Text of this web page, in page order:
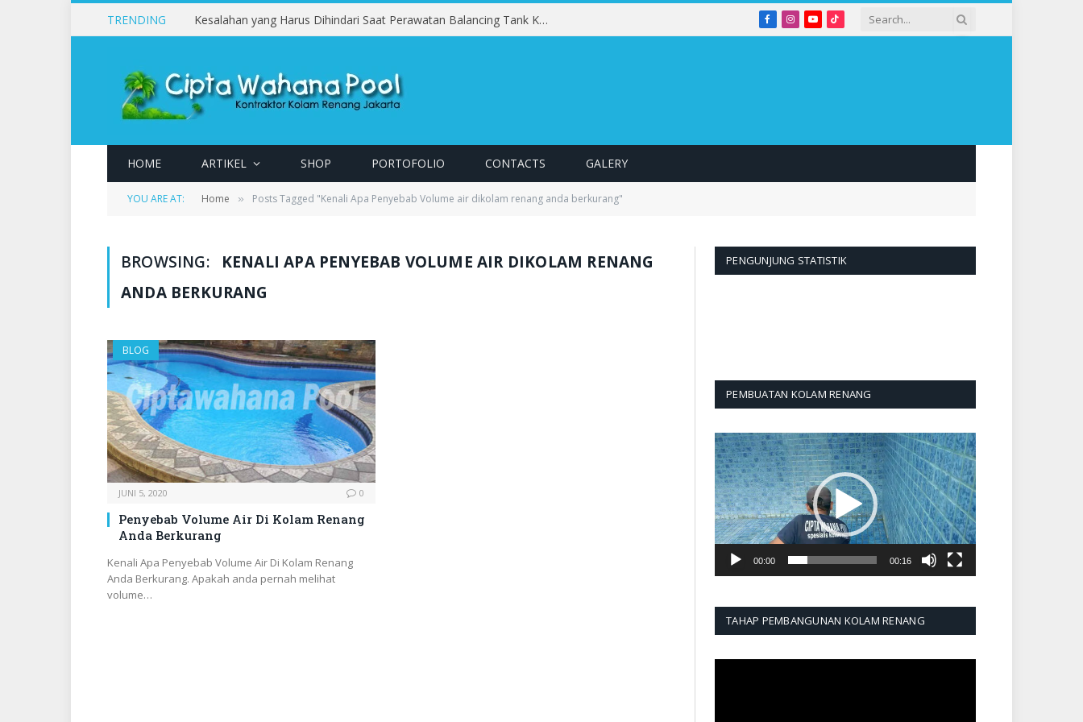
TRENDING Kesalahan yang Harus Dihindari Saat Perawatan Balancing Tank Kolam Renang Facebook
Instagram
YouTubeTikTok
HOME ARTIKEL SHOP PORTOFOLIO CONTACTS GALERY
YOU ARE AT: Home » Posts Tagged "Kenali Apa Penyebab Volume air dikolam renang anda berkurang"
BROWSING:
KENALI APA PENYEBAB VOLUME AIR DIKOLAM RENANG
ANDA BERKURANG
BLOG
JUNI 5, 2020 0
Penyebab Volume Air Di Kolam Renang
Anda Berkurang
Kenali Apa Penyebab Volume Air Di Kolam Renang
Anda Berkurang. Apakah anda pernah melihat
volume…
PENGUNJUNG STATISTIK
PEMBUATAN KOLAM RENANG
Pemutar
Video
00:00 00:16
TAHAP PEMBANGUNAN KOLAM RENANG